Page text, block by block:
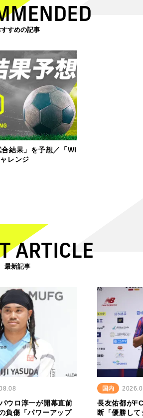
すめの記事
結果」を予想／「WI
レンジ
ARTICLE
最新記事
ウロ淳一が開幕直前
負傷「パワーアップ
国内
長友佑都が
断「優勝し